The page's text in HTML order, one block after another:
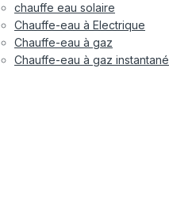
chauffe eau solaire
Chauffe-eau à Electrique
Chauffe-eau à gaz
Chauffe-eau à gaz instantané